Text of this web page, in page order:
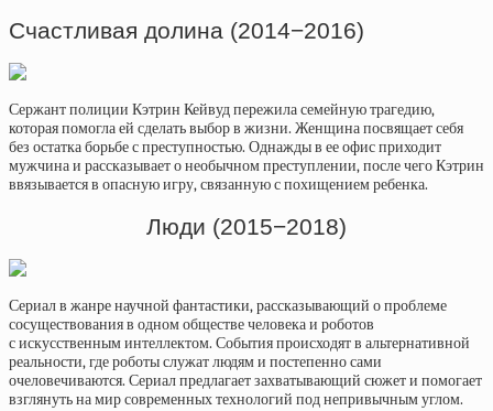
Счастливая долина (2014−2016)
Сержант полиции Кэтрин Кейвуд пережила семейную трагедию,
которая помогла ей сделать выбор в жизни. Женщина посвящает себя
без остатка борьбе с преступностью. Однажды в ее офис приходит
мужчина и рассказывает о необычном преступлении, после чего Кэтрин
ввязывается в опасную игру, связанную с похищением ребенка.
Люди (2015−2018)
Сериал в жанре научной фантастики, рассказывающий о проблеме
сосуществования в одном обществе человека и роботов
с искусственным интеллектом. События происходят в альтернативной
реальности, где роботы служат людям и постепенно сами
очеловечиваются. Сериал предлагает захватывающий сюжет и помогает
взглянуть на мир современных технологий под непривычным углом.